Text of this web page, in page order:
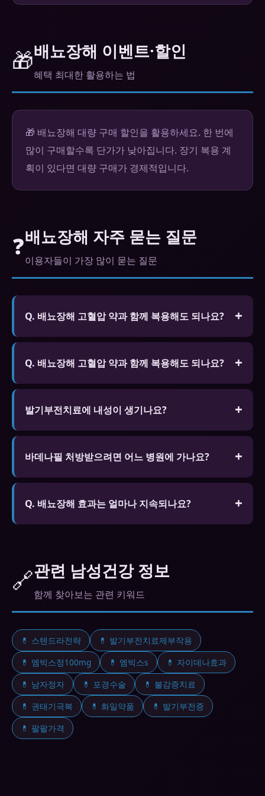
🎁배뇨장해 이벤트·할인
혜택 최대한 활용하는 법
🎁 배뇨장해 대량 구매 할인을 활용하세요. 한 번에
많이 구매할수록 단가가 낮아집니다. 장기 복용 계
획이 있다면 대량 구매가 경제적입니다.
❓배뇨장해 자주 묻는 질문
이용자들이 가장 많이 묻는 질문
Q. 배뇨장해 고혈압 약과 함께 복용해도 되나요?
A. 일부 고혈압 약과 병용하면 혈압이 과도하게 낮아
질 수 있습니다. 현재 복용 중인 약물 목록을 전문가
Q. 배뇨장해 고혈압 약과 함께 복용해도 되나요?
A. 일부 고혈압 약과 병용하면 혈압이 과도하게 낮아
질 수 있습니다. 현재 복용 중인 약물 목록을 전문가
발기부전치료에 내성이 생기나요?
신체적 의존성은 없습니다. 생활습관 개선을 병행하
세요.
바데나필 처방받으려면 어느 병원에 가나요?
비뇨기과 전문입니다. 비대면 진료 앱(닥터나우 등)
으로도 처방받을 수 있습니다.
Q. 배뇨장해 효과는 얼마나 지속되나요?
효과가 지속됩니다.
🔗관련 남성건강 정보
함께 찾아보는 관련 키워드
💊 스텐드라전략
💊 발기부전치료제부작용
💊 엠빅스정100mg
💊 엠빅스s
💊 자이데나효과
💊 남자정자
💊 포경수술
💊 불감증치료
💊 권태기극복
💊 화일약품
💊 발기부전증
💊 팔팔가격